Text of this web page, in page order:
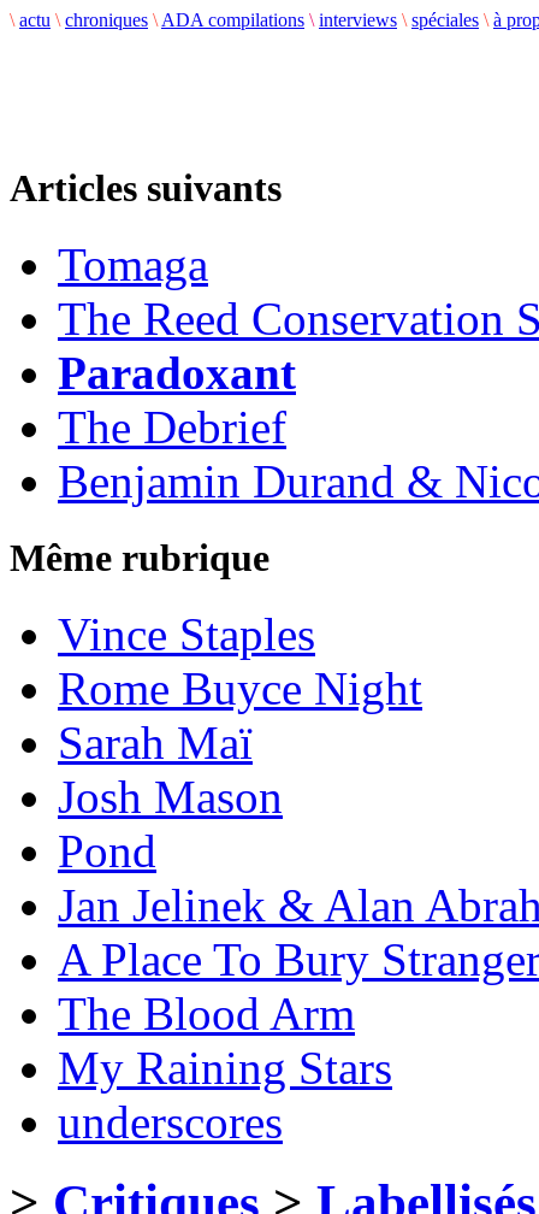
\ actu \ chroniques \ ADA compilations \ interviews \ spéciales \ à
Articles suivants
Tomaga
The Reed Conservation
Paradoxant
The Debrief
Benjamin Durand &
Même rubrique
Vince Staples
Rome Buyce Night
Sarah Maï
Josh Mason
Pond
Jan Jelinek & Alan
A Place To Bury
The Blood Arm
My Raining Stars
underscores
> Critiques > Labellisés